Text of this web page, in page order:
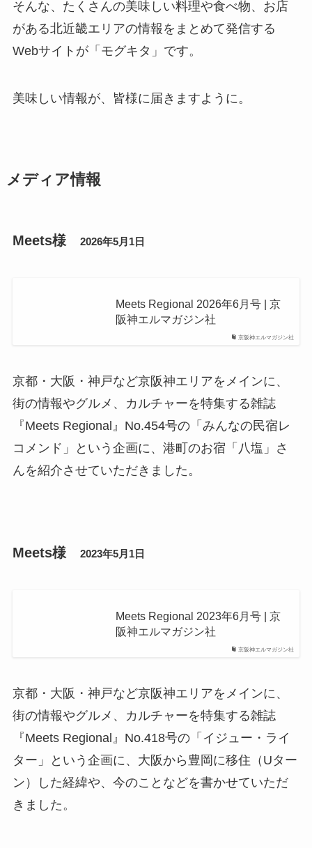
そんな、たくさんの美味しい料理や食べ物、お店
がある北近畿エリアの情報をまとめて発信する
Webサイトが「モグキタ」です。
美味しい情報が、皆様に届きますように。
メディア情報
Meets様 2026年5月1日
京阪神エルマガジン社
Meets Regional 2026年6月号 | 京
阪神エルマガジン社
京都・大阪・神戸など京阪神エリアをメインに、
街の情報やグルメ、カルチャーを特集する雑誌
『Meets Regional』No.454号の「みんなの民宿レ
コメンド」という企画に、港町のお宿「八塩」さ
んを紹介させていただきました。
Meets様 2023年5月1日
京阪神エルマガジン社
Meets Regional 2023年6月号 | 京
阪神エルマガジン社
京都・大阪・神戸など京阪神エリアをメインに、
街の情報やグルメ、カルチャーを特集する雑誌
『Meets Regional』No.418号の「イジュー・ライ
ター」という企画に、大阪から豊岡に移住（Uター
ン）した経緯や、今のことなどを書かせていただ
きました。